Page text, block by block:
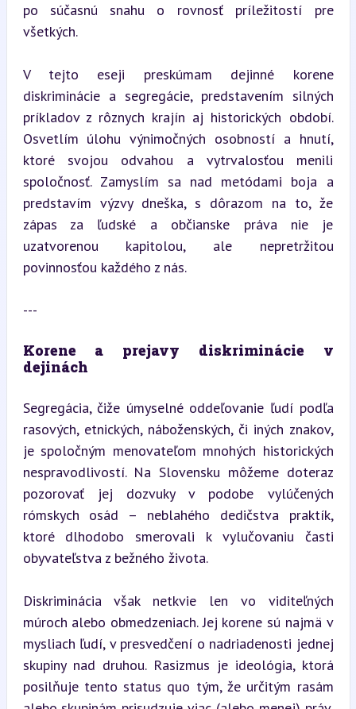
po súčasnú snahu o rovnosť príležitostí pre
všetkých.
V tejto eseji preskúmam dejinné korene
diskriminácie a segregácie, predstavením silných
príkladov z rôznych krajín aj historických období.
Osvetlím úlohu výnimočných osobností a hnutí,
ktoré svojou odvahou a vytrvalosťou menili
spoločnosť. Zamyslím sa nad metódami boja a
predstavím výzvy dneška, s dôrazom na to, že
zápas za ľudské a občianske práva nie je
uzatvorenou kapitolou, ale nepretržitou
povinnosťou každého z nás.
---
Korene a prejavy diskriminácie v
dejinách
Segregácia, čiže úmyselné oddeľovanie ľudí podľa
rasových, etnických, náboženských, či iných znakov,
je spoločným menovateľom mnohých historických
nespravodlivostí. Na Slovensku môžeme doteraz
pozorovať jej dozvuky v podobe vylúčených
rómskych osád – neblahého dedičstva praktík,
ktoré dlhodobo smerovali k vylučovaniu časti
obyvateľstva z bežného života.
Diskriminácia však netkvie len vo viditeľných
múroch alebo obmedzeniach. Jej korene sú najmä v
mysliach ľudí, v presvedčení o nadriadenosti jednej
skupiny nad druhou. Rasizmus je ideológia, ktorá
posilňuje tento status quo tým, že určitým rasám